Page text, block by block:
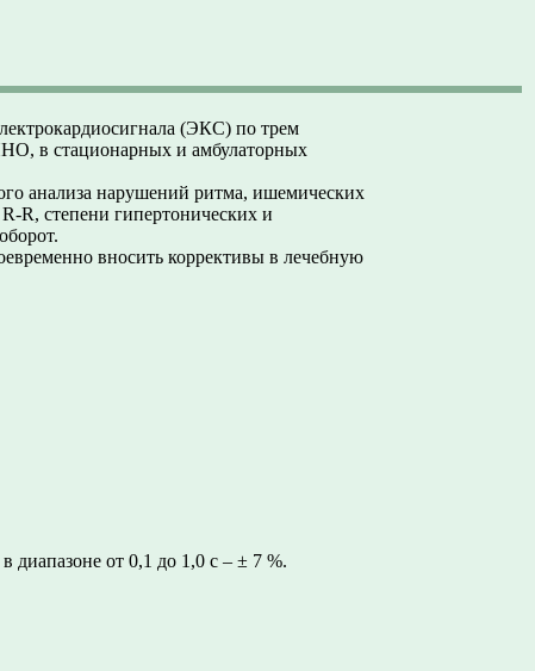
(ЭКС) по трем
в стационарных и амбулаторных
анализа нарушений ритма, ишемических
R, степени гипертонических и
вносить коррективы в лечебную
от 0,1 до 1,0 с – ± 7 %.